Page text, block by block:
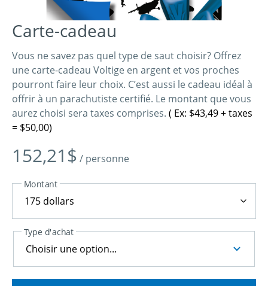
Carte-cadeau
Vous ne savez pas quel type de saut choisir? Offrez
une carte-cadeau Voltige en argent et vos proches
pourront faire leur choix. C’est aussi le cadeau idéal à
offrir à un parachutiste certifié. Le montant que vous
aurez choisi sera taxes comprises. ( Ex: $43,49 + taxes
= $50,00)
152,21$ / personne
Montant
Type d'achat